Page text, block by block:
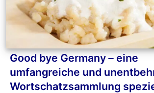
Good bye Germany – eine
umfangreiche und
Wortschatzsammlung